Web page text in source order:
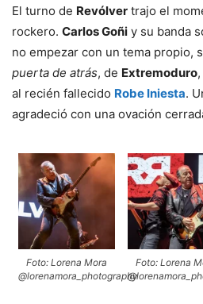
El turno de Revólver trajo el
rockero. Carlos Goñi y su banda
no empezar con un tema propio,
puerta de atrás, de Extremoduro
al recién fallecido Robe Iniesta.
agradeció con una ovación
Foto: Lorena Mora
@lorenamora_photography
Foto: Lorena